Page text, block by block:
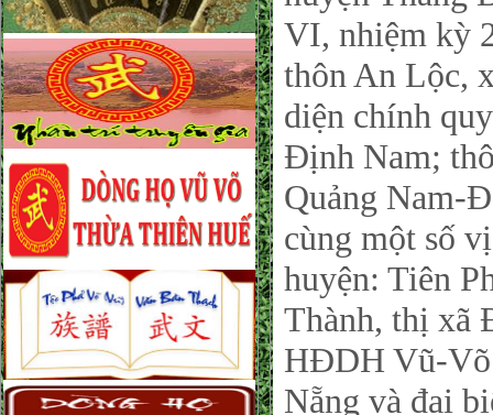
VI, nhiệm kỳ
thôn An Lộc,
diện chính
Định Nam;
Quảng Nam-
cùng một số
huyện: Tiên
Thành, thị xã
HĐDH Vũ-Võ
Nẵng và đại